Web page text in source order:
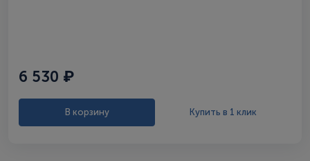
6 530 ₽
В корзину Купить в 1 клик